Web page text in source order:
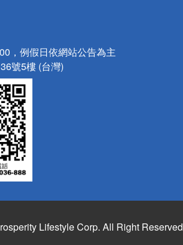
，例假日依網站公告為主
號5樓 (台灣)
Lifestyle Corp. All Right Reserved